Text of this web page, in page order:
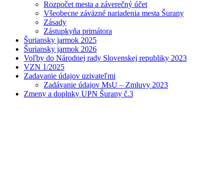
Rozpočet mesta a záverečný účet
Všeobecne záväzné nariadenia mesta Šurany
Zásady
Zástupkyňa primátora
Šuriansky jarmok 2025
Šuriansky jarmok 2026
Voľby do Národnej rady Slovenskej republiky 2023
VZN 1/2025
Zadavanie údajov uzivateľmi
Zadávanie údajov MsU – Zmluvy 2023
Zmeny a doplnky UPN Šurany č.3